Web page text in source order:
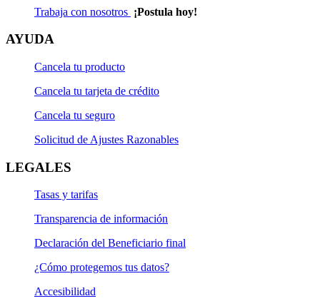
Trabaja con nosotros ¡Postula hoy!
AYUDA
Cancela tu producto
Cancela tu tarjeta de crédito
Cancela tu seguro
Solicitud de Ajustes Razonables
LEGALES
Tasas y tarifas
Transparencia de información
Declaración del Beneficiario final
¿Cómo protegemos tus datos?
Accesibilidad